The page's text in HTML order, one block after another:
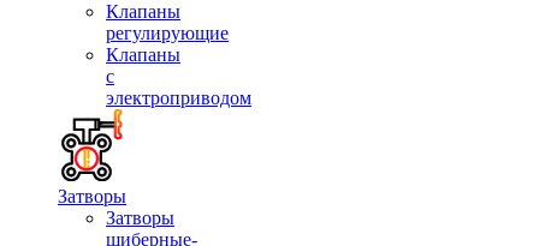
Клапаны
регулирующие
Клапаны
с
электроприводом
Затворы
Затворы
шиберные-